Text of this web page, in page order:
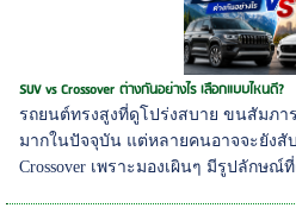
SUV vs Crossover ต่างกันอย่างไร เลือกแบบไหนดี?
รถยนต์ทรงสูงที่ดูโปร่งสบาย ขนสัมภา
มากในปัจจุบัน แต่หลายคนอาจจะยังสั
Crossover เพราะมองเผินๆ มีรูปลักษ